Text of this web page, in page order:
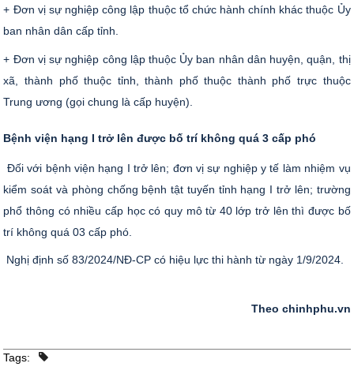
+ Đơn vị sự nghiệp công lập thuộc tổ chức hành chính khác thuộc Ủy
ban nhân dân cấp tỉnh.
+ Đơn vị sự nghiệp công lập thuộc Ủy ban nhân dân huyện, quận, thị
xã, thành phố thuộc tỉnh, thành phố thuộc thành phố trực thuộc
Trung ương (gọi chung là cấp huyện).
Bệnh viện hạng I trở lên được bố trí không quá 3 cấp phó
Đối với bệnh viện hạng I trở lên; đơn vị sự nghiệp y tế làm nhiệm vụ
kiểm soát và phòng chống bệnh tật tuyến tỉnh hạng I trở lên; trường
phổ thông có nhiều cấp học có quy mô từ 40 lớp trở lên thì được bố
trí không quá 03 cấp phó.
Nghị định số 83/2024/NĐ-CP có hiệu lực thi hành từ ngày 1/9/2024.
Theo chinhphu.vn
Tags: